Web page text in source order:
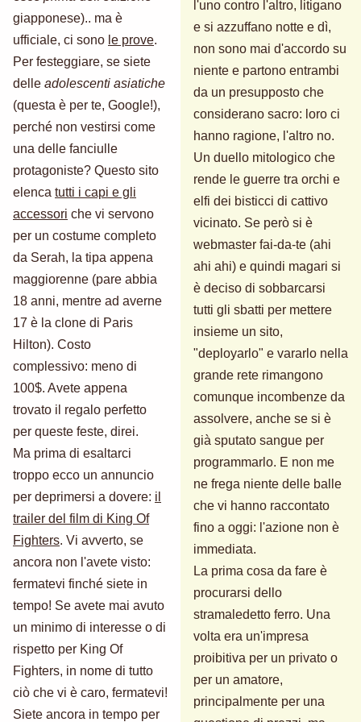
giapponese).. ma è
ufficiale, ci sono le prove.
Per festeggiare, se siete
delle adolescenti asiatiche
(questa è per te, Google!),
perché non vestirsi come
una delle fanciulle
protagoniste? Questo sito
elenca tutti i capi e gli
accessori che vi servono
per un costume completo
da Serah, la tipa appena
maggiorenne (pare abbia
18 anni, mentre ad averne
17 è la clone di Paris
Hilton). Costo
complessivo: meno di
100$. Avete appena
trovato il regalo perfetto
per queste feste, direi.
Ma prima di esaltarci
troppo ecco un annuncio
per deprimersi a dovere: il
trailer del film di King Of
Fighters. Vi avverto, se
ancora non l'avete visto:
fermatevi finché siete in
tempo! Se avete mai avuto
un minimo di interesse o di
rispetto per King Of
Fighters, in nome di tutto
ciò che vi è caro, fermatevi!
Siete ancora in tempo per
l'uno contro l'altro, litigano
e si azzuffano notte e dì,
non sono mai d'accordo su
niente e partono entrambi
da un presupposto che
considerano sacro: loro ci
hanno ragione, l'altro no.
Un duello mitologico che
rende le guerre tra orchi e
elfi dei bisticci di cattivo
vicinato. Se però si è
webmaster fai-da-te (ahi
ahi ahi) e quindi magari si
è deciso di sobbarcarsi
tutti gli sbatti per mettere
insieme un sito,
"deployarlo" e vararlo nella
grande rete rimangono
comunque incombenze da
assolvere, anche se si è
già sputato sangue per
programmarlo. E non me
ne frega niente delle balle
che vi hanno raccontato
fino a oggi: l'azione non è
immediata.
La prima cosa da fare è
procurarsi dello
stramaledetto ferro. Una
volta era un'impresa
proibitiva per un privato o
per un amatore,
principalmente per una